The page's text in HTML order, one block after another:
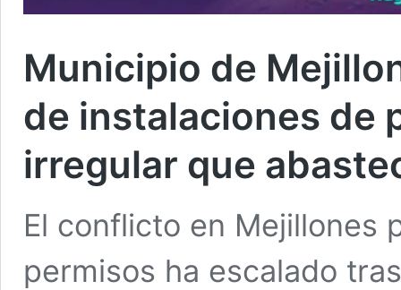
Municipio de
de instalaciones de
irregular que
El conflicto en Mejillones
permisos ha escalado